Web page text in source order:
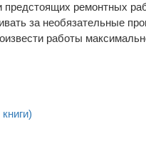
ремонтных
за необязательные
работы